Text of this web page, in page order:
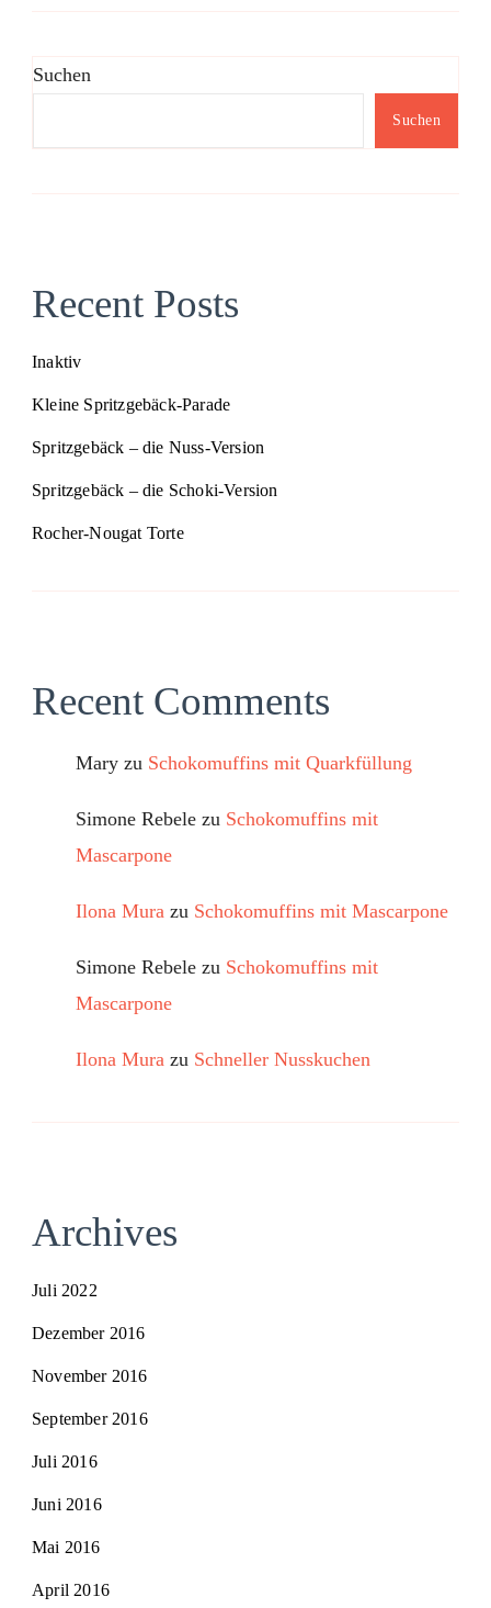
Suchen
Suchen
Recent Posts
Inaktiv
Kleine Spritzgebäck-Parade
Spritzgebäck – die Nuss-Version
Spritzgebäck – die Schoki-Version
Rocher-Nougat Torte
Recent Comments
Mary zu Schokomuffins mit Quarkfüllung
Simone Rebele zu Schokomuffins mit
Mascarpone
Ilona Mura zu Schokomuffins mit Mascarpone
Simone Rebele zu Schokomuffins mit
Mascarpone
Ilona Mura zu Schneller Nusskuchen
Archives
Juli 2022
Dezember 2016
November 2016
September 2016
Juli 2016
Juni 2016
Mai 2016
April 2016